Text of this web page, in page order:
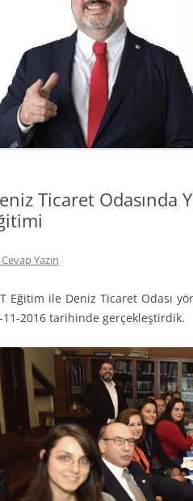
Ticaret Odasında
Yazın
Eğitim ile Deniz Ticaret Odası
11-2016 tarihinde gerçekleştirdik.